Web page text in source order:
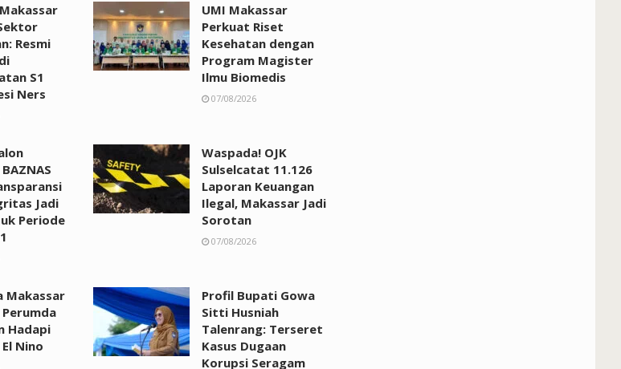
Resmi
S1
Ners
UMI Makassar
Perkuat Riset
Kesehatan dengan
Program Magister
Ilmu Biomedis
07/08/2026
Jadi
Periode
Waspada! OJK
Sulselcatat 11.126
Laporan Keuangan
Ilegal, Makassar Jadi
Sorotan
07/08/2026
Makassar
Hadapi
Nino
Profil Bupati Gowa
Sitti Husniah
Talenrang: Terseret
Kasus Dugaan
Korupsi Seragam